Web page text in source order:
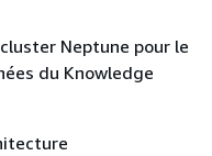
Neptune pour le
du Knowledge